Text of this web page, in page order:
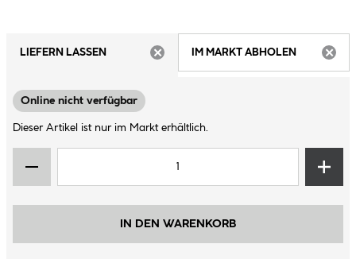
LIEFERN LASSEN
IM MARKT ABHOLEN
Online nicht verfügbar
Dieser Artikel ist nur im Markt erhältlich.
IN DEN WARENKORB